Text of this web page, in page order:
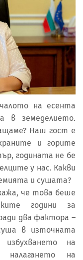
на есента
в земеделието.
Наш гост е
и горите
годината не бе
у нас. Какви
и сушата?
че това беше
години за
два фактора –
в източната
на
на